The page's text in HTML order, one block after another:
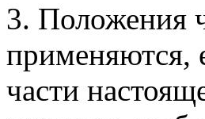
3. Положения
применяются,
части